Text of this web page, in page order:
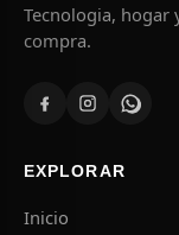
Tecnologia, hogar
compra.
EXPLORAR
Inicio